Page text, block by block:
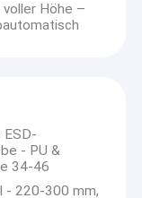
Höhe –
- PU &
34-46
- 220-300 mm,